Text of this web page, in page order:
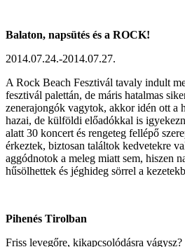
Balaton, napsütés és a ROCK!
2014.07.24.-2014.07.27.
A Rock Beach Fesztivál tavaly indult
fesztivál palettán, de máris hatalmas
zenerajongók vagytok, akkor idén ott a
hazai, de külföldi előadókkal is
alatt 30 koncert és rengeteg fellépő
érkeztek, biztosan találtok kedvetekre
aggódnotok a meleg miatt sem, hiszen
hűsölhettek és jéghideg sörrel a
Pihenés Tirolban
Friss levegőre, kikapcsolódásra